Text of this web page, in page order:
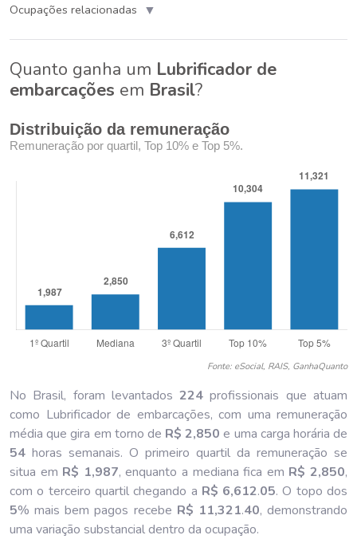
Ocupações relacionadas ▼
Quanto ganha um Lubrificador de
embarcações em Brasil?
Distribuição da remuneração
Remuneração por quartil, Top 10% e Top 5%.
Fonte: eSocial, RAIS, GanhaQuanto
No Brasil, foram levantados224 profissionais que atuam
como Lubrificador de embarcações, com uma remuneração
média que gira em torno de R$ 2,850 e uma carga horária de
54 horas semanais. O primeiro quartil da remuneração se
situa em R$ 1,987, enquanto a mediana fica em R$ 2,850,
com o terceiro quartil chegando a R$ 6,612.05. O topo dos
5% mais bem pagos recebe R$ 11,321.40, demonstrando
uma variação substancial dentro da ocupação.